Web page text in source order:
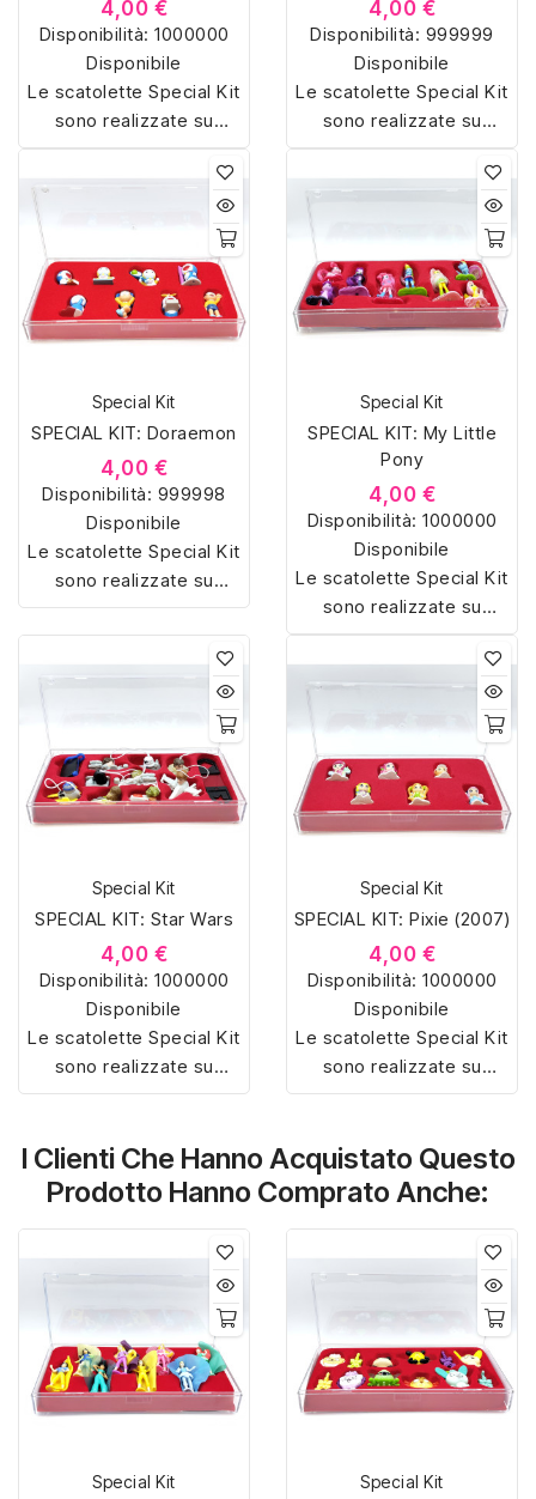
4,00 €
Disponibilità: 1000000
Disponibile
Le scatolette Special Kit
sono realizzate su
misura con materiali di
alta qualità, hanno un
interno sagomato in
vellutino rosso e offrono
soluzioni eleganti e
pratiche per organizzare
e mostrare la tua
collezione di sorpresine.
4,00 €
Disponibilità: 999999
Disponibile
Le scatolette Special Kit
sono realizzate su
misura con materiali di
alta qualità, hanno un
interno sagomato in
vellutino rosso e offrono
soluzioni eleganti e
pratiche per organizzare
e mostrare la tua
Special Kit
SPECIAL KIT: Doraemon
4,00 €
Disponibilità: 999998
Disponibile
Le scatolette Special Kit
sono realizzate su
misura con materiali di
alta qualità, hanno un
interno sagomato in
vellutino rosso e offrono
soluzioni eleganti e
pratiche per organizzare
e mostrare la tua
collezione di sorpresine.
Special Kit
SPECIAL KIT: My Little
Pony
4,00 €
Disponibilità: 1000000
Disponibile
Le scatolette Special Kit
sono realizzate su
misura con materiali di
alta qualità, hanno un
interno sagomato in
vellutino rosso e offrono
soluzioni eleganti e
pratiche per organizzare
e mostrare la tua
collezione di sorpresine.
Special Kit
SPECIAL KIT: Star Wars
4,00 €
Disponibilità: 1000000
Disponibile
Le scatolette Special Kit
sono realizzate su
misura con materiali di
interno sagomato in
vellutino rosso e offrono
soluzioni eleganti e
collezione di sorpresine.
Special Kit
SPECIAL KIT: Pixie (2007)
4,00 €
Disponibilità: 1000000
Disponibile
Le scatolette Special Kit
sono realizzate su
misura con materiali di
interno sagomato in
vellutino rosso e offrono
soluzioni eleganti e
collezione di sorpresine.
I Clienti Che Hanno Acquistato Questo
Prodotto Hanno Comprato Anche:
Special Kit Special Kit